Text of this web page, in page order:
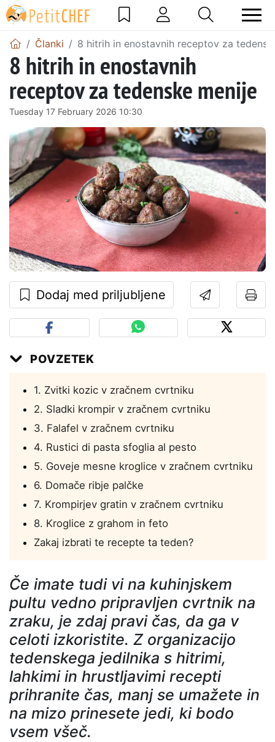
Članki 8 hitrih in enostavnih receptov za
8 hitrih in enostavnih
receptov za tedenske menije
Tuesday 17 February 2026 10:30
Dodaj med priljubljene
POVZETEK
1. Zvitki kozic v zračnem cvrtniku
2. Sladki krompir v zračnem cvrtniku
3. Falafel v zračnem cvrtniku
4. Rustici di pasta sfoglia al pesto
5. Goveje mesne kroglice v zračnem cvrtniku
6. Domače ribje palčke
7. Krompirjev gratin v zračnem cvrtniku
8. Kroglice z grahom in feto
Zakaj izbrati te recepte ta teden?
Če imate tudi vi na kuhinjskem
pultu vedno pripravljen cvrtnik na
zraku, je zdaj pravi čas, da ga v
celoti izkoristite. Z organizacijo
tedenskega jedilnika s hitrimi,
lahkimi in hrustljavimi recepti
prihranite čas, manj se umažete in
na mizo prinesete jedi, ki bodo
vsem všeč.